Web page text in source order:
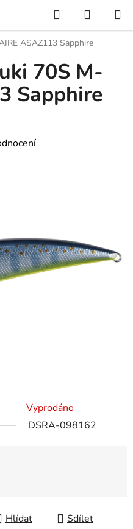
Hledat
KOŠÍK
ASAZ113 Sapphire
Vyprodáno
DSRA-098162
Hlídat Sdílet
70S M-
Sapphire